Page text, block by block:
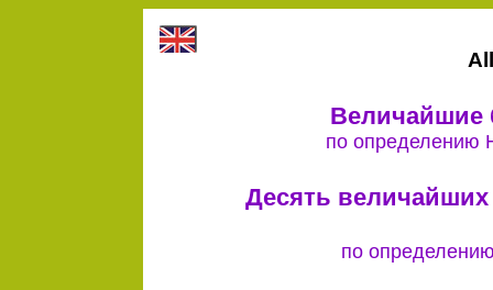
Величайшие
по определению
Десять величайших
по